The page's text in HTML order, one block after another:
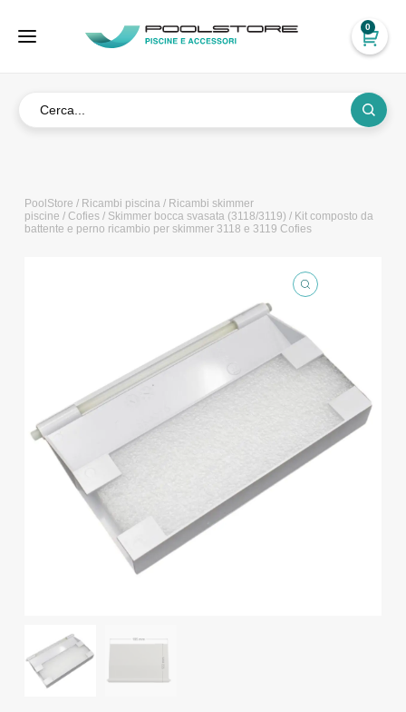
0
PoolStore / Ricambi piscina/ Ricambi skimmer
piscine / Cofies/ Skimmer bocca svasata (3118/3119) / Kit composto da
battente e perno ricambio per skimmer 3118 e 3119 Cofies